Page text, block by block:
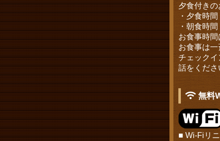
夕食付きの
・夕食時
・朝食時
お食事時間
お食事は
チェック
話をくださ
無料
■ Wi-Fiリ